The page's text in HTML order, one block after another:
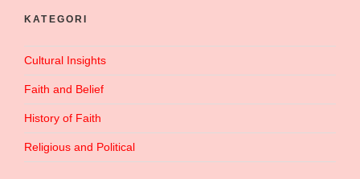
KATEGORI
Cultural Insights
Faith and Belief
History of Faith
Religious and Political